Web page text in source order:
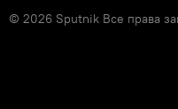
© 2026 Sputnik Все права